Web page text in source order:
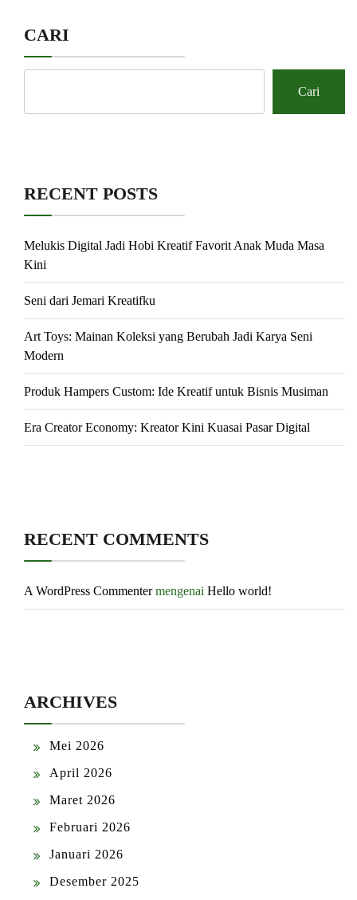
CARI
Cari
RECENT POSTS
Melukis Digital Jadi Hobi Kreatif Favorit Anak Muda Masa
Kini
Seni dari Jemari Kreatifku
Art Toys: Mainan Koleksi yang Berubah Jadi Karya Seni
Modern
Produk Hampers Custom: Ide Kreatif untuk Bisnis Musiman
Era Creator Economy: Kreator Kini Kuasai Pasar Digital
RECENT COMMENTS
A WordPress Commentermengenai Hello world!
ARCHIVES
Mei 2026
April 2026
Maret 2026
Februari 2026
Januari 2026
Desember 2025